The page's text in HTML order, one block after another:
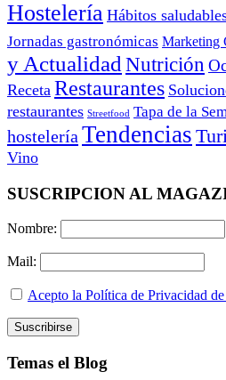
Hostelería Hábitos
Jornadas gastronómicas Marketing
y Actualidad Nutrición
Receta Restaurantes
restaurantes Streetfood Tapa de la
hostelería Tendencias
Vino
SUSCRIPCION AL
Nombre:
Mail:
Acepto la Política de Privacidad
Temas el Blog